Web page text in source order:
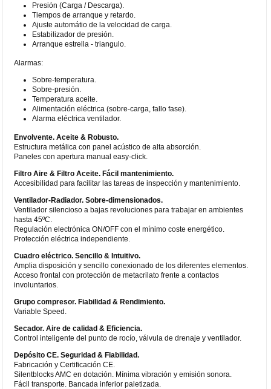
Presión (Carga / Descarga).
Tiempos de arranque y retardo.
Ajuste automátio de la velocidad de carga.
Estabilizador de presión.
Arranque estrella - triangulo.
Alarmas:
Sobre-temperatura.
Sobre-presión.
Temperatura aceite.
Alimentación eléctrica (sobre-carga, fallo fase).
Alarma eléctrica ventilador.
Envolvente. Aceite & Robusto.
Estructura metálica con panel acústico de alta absorción.
Paneles con apertura manual easy-click.
Filtro Aire & Filtro Aceite. Fácil mantenimiento.
Accesibilidad para facilitar las tareas de inspección y mantenimiento.
Ventilador-Radiador. Sobre-dimensionados.
Ventilador silencioso a bajas revoluciones para trabajar en ambientes
hasta 45ºC.
Regulación electrónica ON/OFF con el mínimo coste energético.
Protección eléctrica independiente.
Cuadro eléctrico. Sencillo & Intuitivo.
Amplia disposición y sencillo conexionado de los diferentes elementos.
Acceso frontal con protección de metacrilato frente a contactos
involuntarios.
Grupo compresor. Fiabilidad & Rendimiento.
Variable Speed.
Secador. Aire de calidad & Eficiencia.
Control inteligente del punto de rocío, válvula de drenaje y ventilador.
Depósito CE. Seguridad & Fiabilidad.
Fabricación y Certificación CE.
Silentblocks AMC en dotación. Mínima vibración y emisión sonora.
Fácil transporte. Bancada inferior paletizada.